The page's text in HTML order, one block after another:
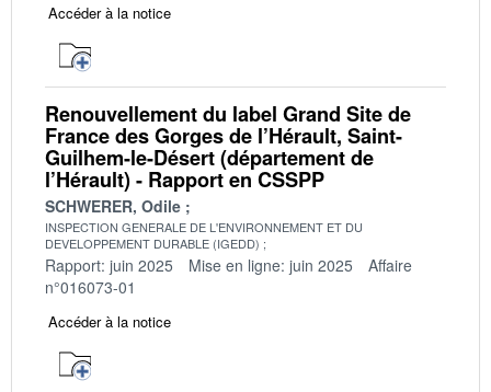
Accéder à la notice
Renouvellement du label Grand Site de
France des Gorges de l’Hérault, Saint-
Guilhem-le-Désert (département de
l’Hérault) - Rapport en CSSPP
SCHWERER, Odile
INSPECTION GENERALE DE L'ENVIRONNEMENT ET DU
DEVELOPPEMENT DURABLE (IGEDD)
Rapport: juin 2025 Mise en ligne: juin 2025
Affaire
n°016073-01
Accéder à la notice